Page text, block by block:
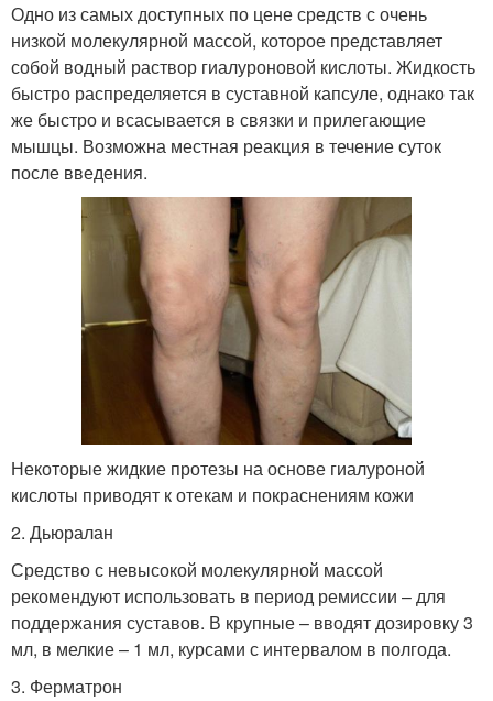
Одно из самых доступных по цене средств с очень
низкой молекулярной массой, которое представляет
собой водный раствор гиалуроновой кислоты. Жидкость
быстро распределяется в суставной капсуле, однако так
же быстро и всасывается в связки и прилегающие
мышцы. Возможна местная реакция в течение суток
после введения.
Некоторые жидкие протезы на основе гиалуроной
кислоты приводят к отекам и покраснениям кожи
2. Дьюралан
Средство с невысокой молекулярной массой
рекомендуют использовать в период ремиссии – для
поддержания суставов. В крупные – вводят дозировку 3
мл, в мелкие – 1 мл, курсами с интервалом в полгода.
3. Ферматрон